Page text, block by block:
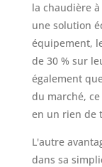
la chaudière
une solution
équipement,
de 30 % sur
également
du marché,
en un rien de
L'autre
dans sa